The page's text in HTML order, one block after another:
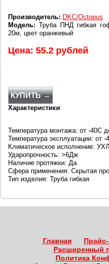
Производитель: DKC/Octopus
Модель: Труба ПНД гибкая
20м, цвет оранжевый
Цена: 55.2 рублей
КУПИТЬ →
Характеристики
Температура монтажа: от -40С
Температура эксплуатации: от -
Климатическое исполнение:
Ударопрочность: >6Дж
Наличие протяжки: Да
Сфера применения: Скрытая
Тип изделия: Труба гибкая
Главная
Расширенный
Политика